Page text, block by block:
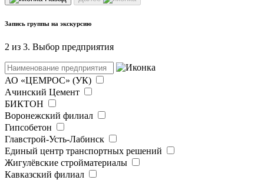
Запись группы на экскурсию
2 из 3. Выбор предприятия
АО «ЦЕМРОС» (УК)
Ачинский Цемент
БИКТОН
Воронежский филиал
Гипсобетон
Главстрой-Усть-Лабинск
Единый центр транспортных решений
Жигулёвские стройматериалы
Кавказский филиал